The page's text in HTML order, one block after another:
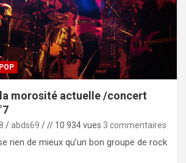
la morosité actuelle /concert
abds69 // 10 934 vues 3 commentaires
rien de mieux qu’un bon groupe de rock